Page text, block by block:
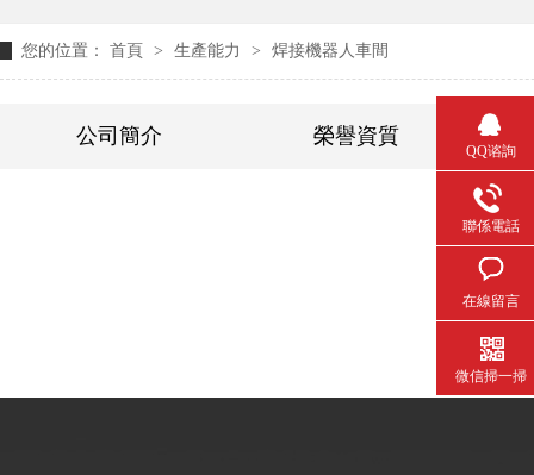
您的位置： 首頁 > 生產能力 > 焊接機器人車間
公司簡介 榮譽資質
QQ谘詢
聯係電話
在線留言
微信掃一掃